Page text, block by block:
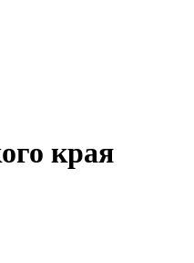
края